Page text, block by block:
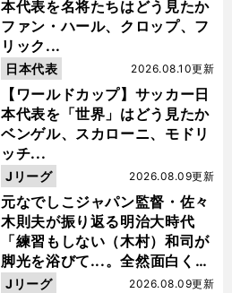
本代表を名将たちはどう見たか
ファン・ハール、クロップ、フ
リック...
【ワールドカップ】サッカー日
本代表を「世界」はどう見たか
ベンゲル、スカローニ、モドリ
ッチ...
2026.08.10更新
日本代表
元なでしこジャパン監督・佐々
木則夫が振り返る明治大時代
「練習もしない（木村）和司が
脚光を浴びて...。全然面白くな
い４年間でした」
2026.08.09更新
Jリーグ
2026.08.09更新
Jリーグ